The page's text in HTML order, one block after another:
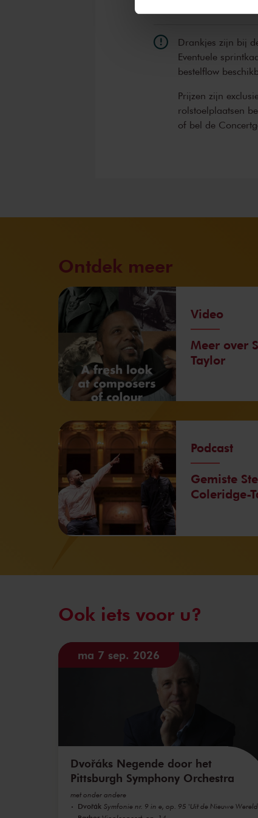
Drankjes zijn bij
Eventuele
bestelflow
Prijzen zijn
rolstoelplaatsen
of bel de
Ontdek meer
Video
Meer over
Taylor
Podcast
Gemiste
Coleridge-
Ook iets voor u?
ma 7 sep. 2026
Dvořáks Negende door het
Pittsburgh Symphony Orchestra
met onder andere
Dvořák Symfonie nr. 9 in e, op. 95 'Uit de Nieuwe